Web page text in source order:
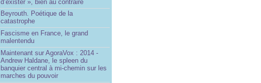
d’exister », bien au contraire
Beyrouth. Poétique de la
catastrophe
Fascisme en France, le grand
malentendu
Maintenant sur AgoraVox : 2014 -
Andrew Haldane, le spleen du
banquier central à mi-chemin sur les
marches du pouvoir